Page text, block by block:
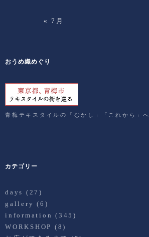
« 7月
おうめ織めぐり
青梅テキスタイルの「むかし」「これから」へ
カテゴリー
days (27)
gallery (6)
information (345)
WORKSHOP (8)